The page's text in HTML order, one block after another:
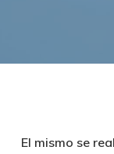
El mismo se